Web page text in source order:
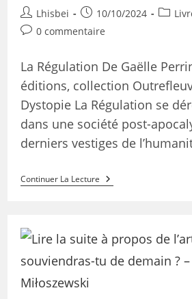
Lhisbei 10/10/2024
0 commentaire
La Régulation De Gaëlle
éditions, collection
Dystopie La Régulation se
dans une société post-
derniers vestiges de
Continuer La Lecture